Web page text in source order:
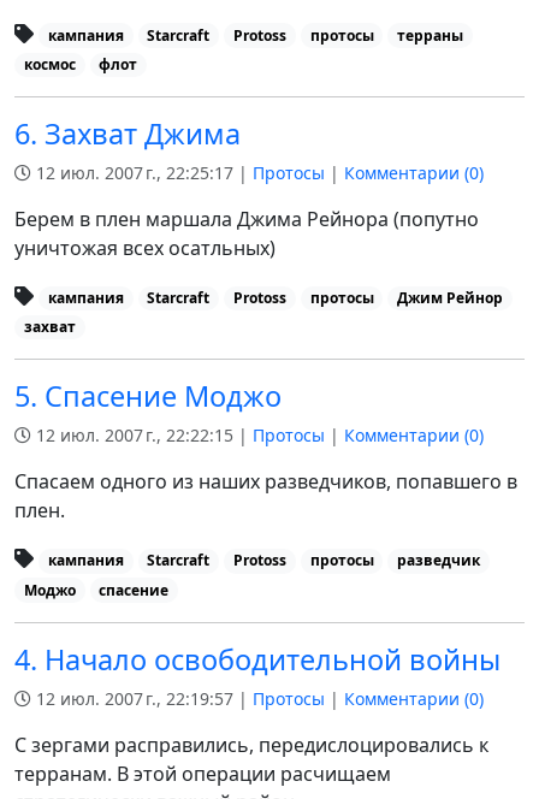
кампания Starcraft Protoss протосы
терраны
космос
флот
6. Захват Джима
12 июл. 2007 г., 22:25:17 | Протосы | Комментарии (0)
Берем в плен маршала Джима Рейнора (попутно
уничтожая всех осатльных)
кампания Starcraft Protoss протосы
Джим Рейнор
захват
5. Спасение Моджо
12 июл. 2007 г., 22:22:15 | Протосы | Комментарии (0)
Спасаем одного из наших разведчиков, попавшего в
плен.
кампания Starcraft Protoss протосы
разведчик
Моджо
спасение
4. Начало освободительной войны
12 июл. 2007 г., 22:19:57 | Протосы | Комментарии (0)
С зергами расправились, передислоцировались к
терранам. В этой операции расчищаем